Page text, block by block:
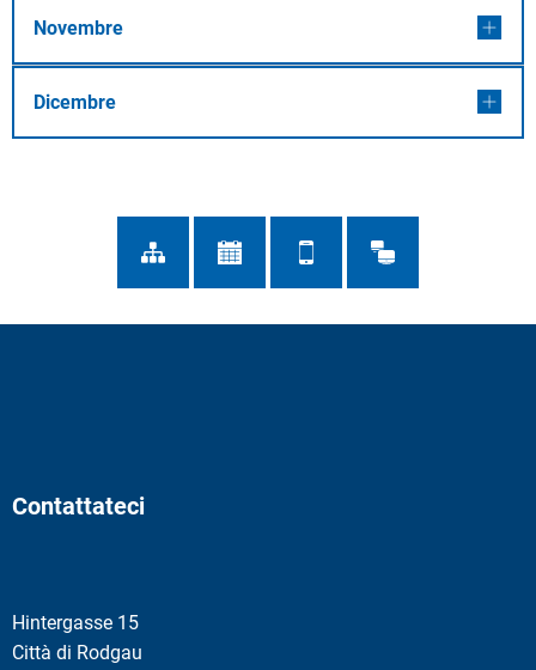
Novembre
Dicembre
Contattateci
Hintergasse 15
Città di Rodgau